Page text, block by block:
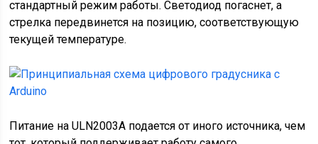
стандартный режим работы. Светодиод погаснет, а
стрелка передвинется на позицию, соответствующую
текущей температуре.
Питание на ULN2003A подается от иного источника, чем